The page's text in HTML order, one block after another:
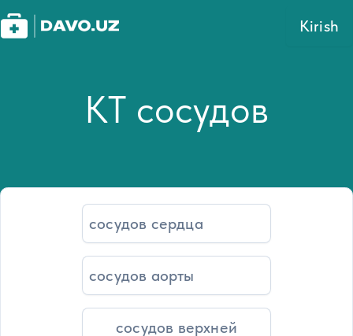
Kirish
КТ сосудов
сосудов сердца
сосудов аорты
сосудов верхней